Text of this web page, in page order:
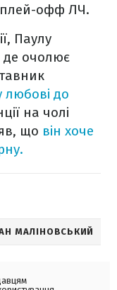
плей-офф ЛЧ.
Паулу
де очолює
любові до
на чолі
що він хоче
МАЛІНОВСЬКИЙ